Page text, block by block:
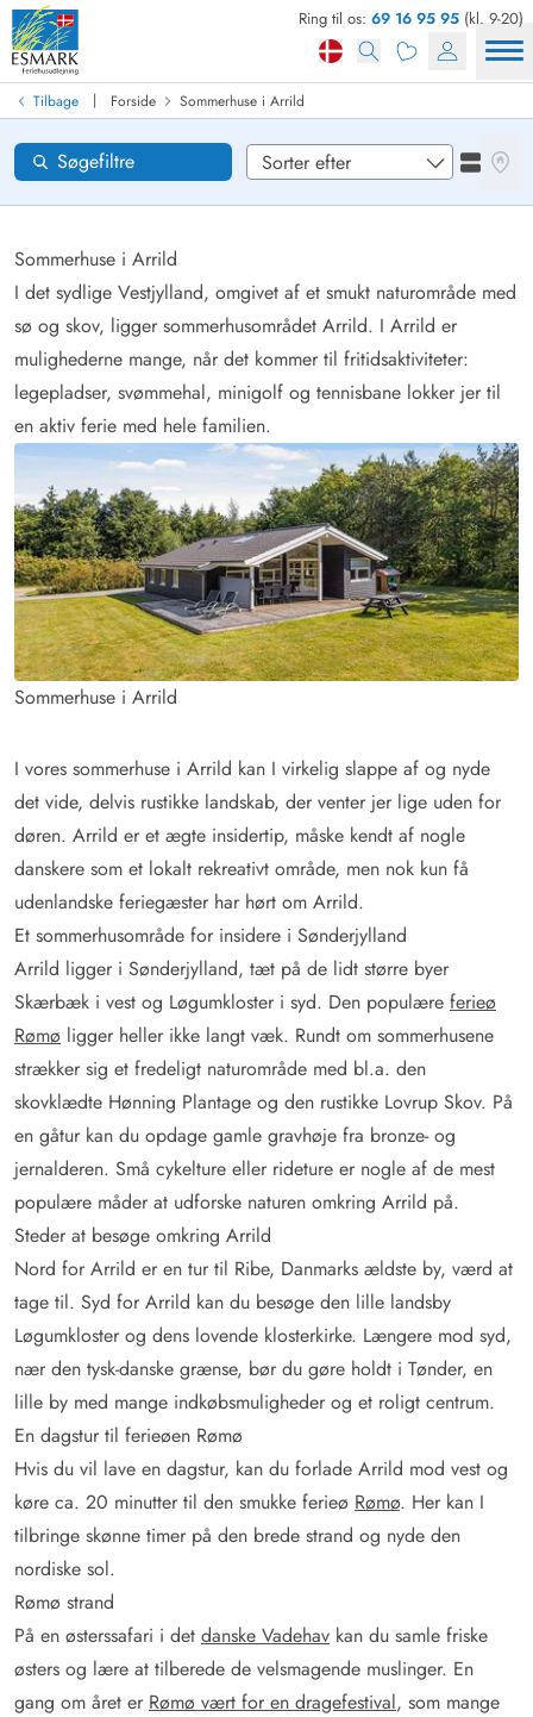
Ring til os: 69 16 95 95 (kl. 9-20)
Tilbage | Forside Sommerhuse i Arrild
Sommerhuse i Arrild
I det sydlige Vestjylland, omgivet af et smukt naturområde med
sø og skov, ligger sommerhusområdet Arrild. I Arrild er
mulighederne mange, når det kommer til fritidsaktiviteter:
legepladser, svømmehal, minigolf og tennisbane lokker jer til
en aktiv ferie med hele familien.
Sommerhuse i Arrild
I vores sommerhuse i Arrild kan I virkelig slappe af og nyde
det vide, delvis rustikke landskab, der venter jer lige uden for
døren. Arrild er et ægte insidertip, måske kendt af nogle
danskere som et lokalt rekreativt område, men nok kun få
udenlandske feriegæster har hørt om Arrild.
Et sommerhusområde for insidere i Sønderjylland
Arrild ligger i Sønderjylland, tæt på de lidt større byer
Skærbæk i vest og Løgumkloster i syd. Den populære ferieø
Rømø ligger heller ikke langt væk. Rundt om sommerhusene
strækker sig et fredeligt naturområde med bl.a. den
skovklædte Hønning Plantage og den rustikke Lovrup Skov. På
en gåtur kan du opdage gamle gravhøje fra bronze- og
jernalderen. Små cykelture eller rideture er nogle af de mest
populære måder at udforske naturen omkring Arrild på.
Steder at besøge omkring Arrild
Nord for Arrild er en tur til Ribe, Danmarks ældste by, værd at
tage til. Syd for Arrild kan du besøge den lille landsby
Løgumkloster og dens lovende klosterkirke. Længere mod syd,
nær den tysk-danske grænse, bør du gøre holdt i Tønder, en
lille by med mange indkøbsmuligheder og et roligt centrum.
En dagstur til ferieøen Rømø
Hvis du vil lave en dagstur, kan du forlade Arrild mod vest og
køre ca. 20 minutter til den smukke ferieø Rømø. Her kan I
tilbringe skønne timer på den brede strand og nyde den
nordiske sol.
Rømø strand
På en østerssafari i det danske Vadehav kan du samle friske
østers og lære at tilberede de velsmagende muslinger. En
gang om året er Rømø vært for en dragefestival, som mange
Søgefiltre
Se
Find sommerhus
Ankomst
Områder
Ønsker til huset
Loading...